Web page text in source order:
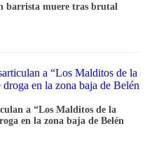
barrista muere tras brutal
a “Los Malditos de la
en la zona baja de Belén